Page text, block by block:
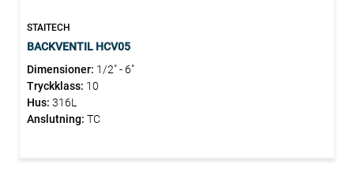
STAITECH
BACKVENTIL HCV05
Dimensioner: 1/2" - 6"
Tryckklass: 10
Hus: 316L
Anslutning: TC